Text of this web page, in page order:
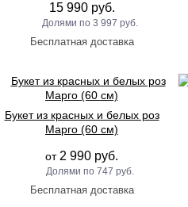
15 990 руб.
3 997 руб.
Букет из красных и белых роз
Марго (60 см)
от 2 990 руб.
747 руб.